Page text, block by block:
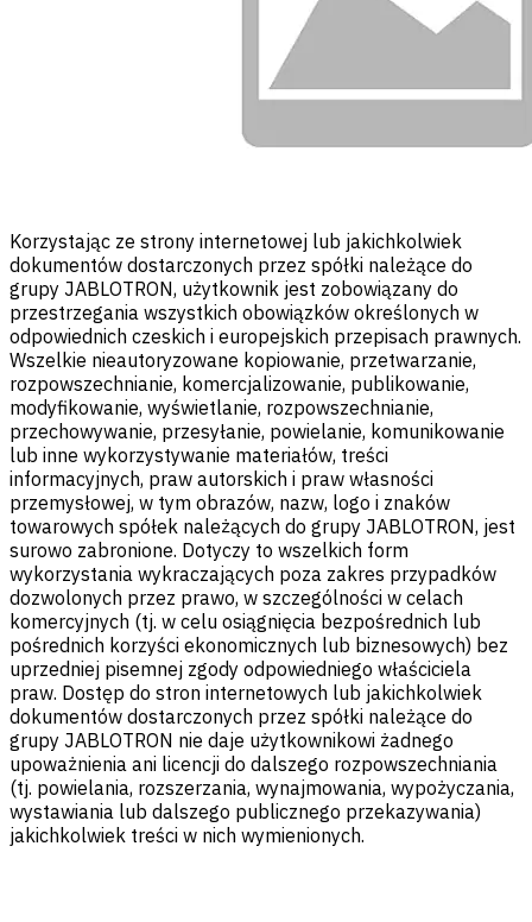
Korzystając ze strony internetowej lub jakichkolwiek
dokumentów dostarczonych przez spółki należące do
grupy JABLOTRON, użytkownik jest zobowiązany do
przestrzegania wszystkich obowiązków określonych w
odpowiednich czeskich i europejskich przepisach prawnych.
Wszelkie nieautoryzowane kopiowanie, przetwarzanie,
rozpowszechnianie, komercjalizowanie, publikowanie,
modyfikowanie, wyświetlanie, rozpowszechnianie,
przechowywanie, przesyłanie, powielanie, komunikowanie
lub inne wykorzystywanie materiałów, treści
informacyjnych, praw autorskich i praw własności
przemysłowej, w tym obrazów, nazw, logo i znaków
towarowych spółek należących do grupy JABLOTRON, jest
surowo zabronione. Dotyczy to wszelkich form
wykorzystania wykraczających poza zakres przypadków
dozwolonych przez prawo, w szczególności w celach
komercyjnych (tj. w celu osiągnięcia bezpośrednich lub
pośrednich korzyści ekonomicznych lub biznesowych) bez
uprzedniej pisemnej zgody odpowiedniego właściciela
praw. Dostęp do stron internetowych lub jakichkolwiek
dokumentów dostarczonych przez spółki należące do
grupy JABLOTRON nie daje użytkownikowi żadnego
upoważnienia ani licencji do dalszego rozpowszechniania
(tj. powielania, rozszerzania, wynajmowania, wypożyczania,
wystawiania lub dalszego publicznego przekazywania)
jakichkolwiek treści w nich wymienionych.